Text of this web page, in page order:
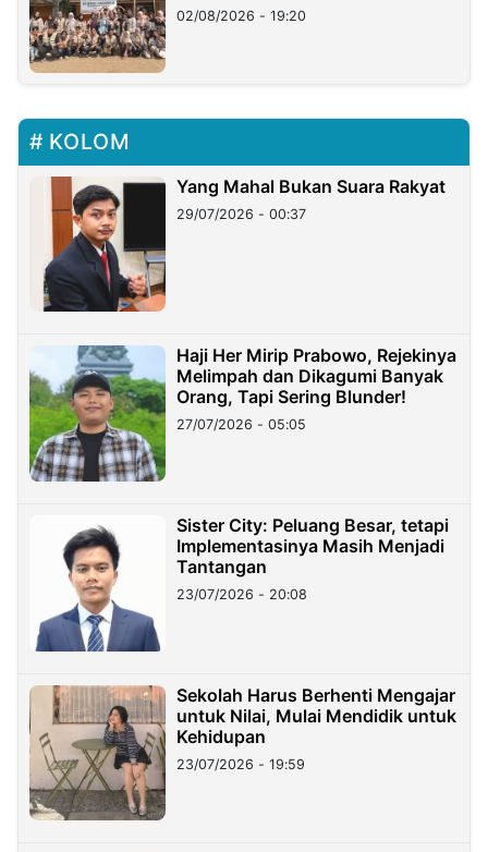
02/08/2026 - 19:20
KOLOM
Yang Mahal Bukan Suara Rakyat
29/07/2026 - 00:37
Haji Her Mirip Prabowo, Rejekinya
Melimpah dan Dikagumi Banyak
Orang, Tapi Sering Blunder!
27/07/2026 - 05:05
Sister City: Peluang Besar, tetapi
Implementasinya Masih Menjadi
Tantangan
23/07/2026 - 20:08
Sekolah Harus Berhenti Mengajar
untuk Nilai, Mulai Mendidik untuk
Kehidupan
23/07/2026 - 19:59